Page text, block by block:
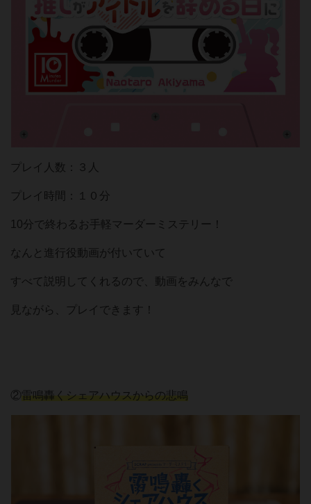
プレイ人数：３人
プレイ時間：１０分
10分で終わるお手軽マーダーミステリー！
なんと進行役動画が付いていて
すべて説明してくれるので、動画をみんなで
見ながら、プレイできます！
②雷鳴轟くシェアハウスからの悲鳴